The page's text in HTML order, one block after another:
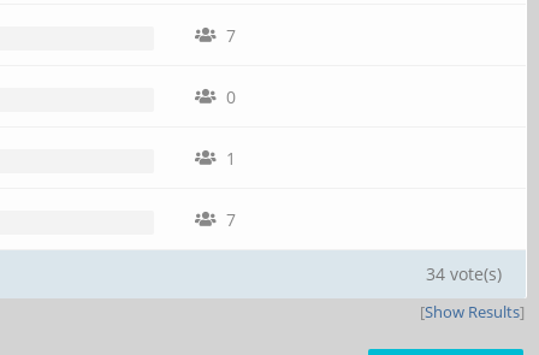
7
0
1
7
34 vote(s)
[Show Results]